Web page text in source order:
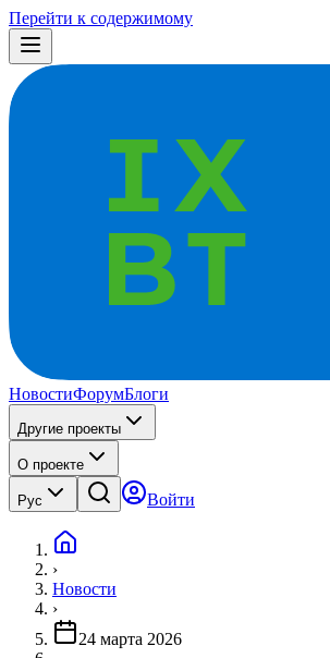
Перейти к содержимому
НовостиФорумБлоги
Другие проекты
О проекте
Рус Войти
›
Новости
›
24 марта 2026